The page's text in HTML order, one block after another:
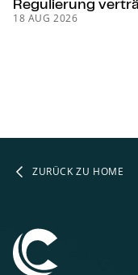
18 AUG 2026
ZURÜCK ZU HOME